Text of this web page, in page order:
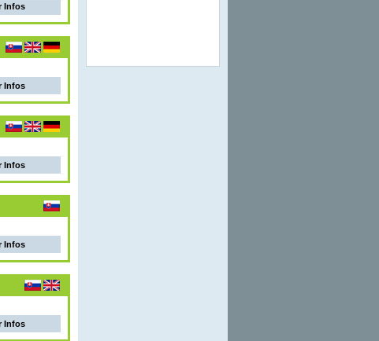
Infos
Infos
Infos
Infos
Infos